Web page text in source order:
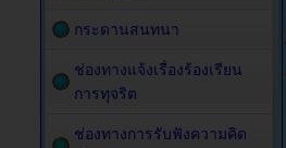
กระดานสนทนา
ช่องทางแจ้งเรื่องร้องเรียน
การทุจริต
ช่องทางการรับฟังความคิด